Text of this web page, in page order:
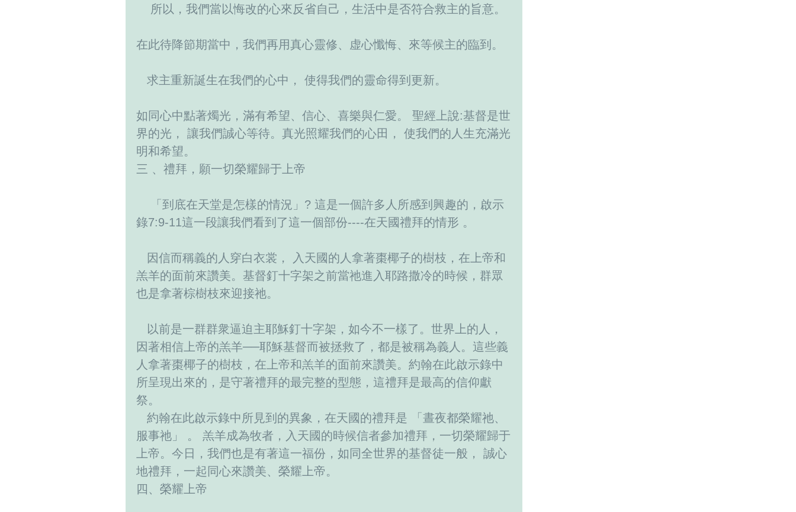
    所以，我們當以悔改的心來反省自己，生活中是否符合救主的旨意。
在此待降節期當中，我們再用真心靈修、虚心懺悔、來等候主的臨到。
   求主重新誕生在我們的心中， 使得我們的靈命得到更新。
如同心中點著燭光，滿有希望、信心、喜樂與仁愛。 聖經上說:基督是世
界的光， 讓我們誠心等待。真光照耀我們的心田， 使我們的人生充滿光
明和希望。
三 、禮拜，願一切榮耀歸于上帝
錄7:9-11這一段讓我們看到了這一個部份----在天國禮拜的情形 。
羔羊的面前來讚美。基督釘十字架之前當祂進入耶路撒冷的時候，群眾
也是拿著棕樹枝來迎接祂。
因著相信上帝的羔羊──耶穌基督而被拯救了，都是被稱為義人。這些義
人拿著棗椰子的樹枝，在上帝和羔羊的面前來讚美。約翰在此啟示錄中
所呈現出來的，是守著禮拜的最完整的型態，這禮拜是最高的信仰獻
祭。
服事祂」 。 羔羊成為牧者，入天國的時候信者參加禮拜，一切榮耀歸于
上帝。今日，我們也是有著這一福份，如同全世界的基督徒一般， 誠心
地禮拜，一起同心來讚美、榮耀上帝。
四、榮耀上帝